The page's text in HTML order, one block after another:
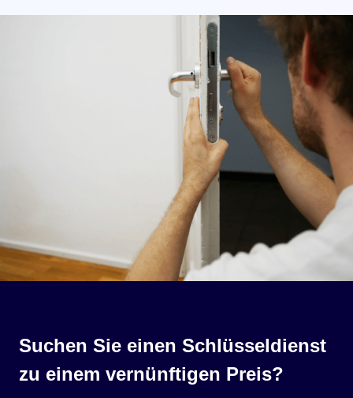
Suchen Sie einen Schlüsseldienst
zu einem vernünftigen Preis?